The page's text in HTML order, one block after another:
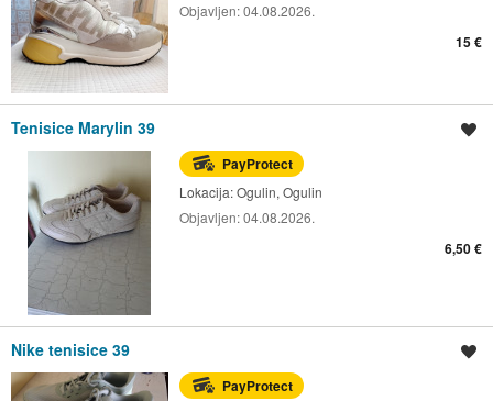
Objavljen:04.08.2026.
15 €
Tenisice Marylin 39
PayProtect
Lokacija:Ogulin, Ogulin
Objavljen:04.08.2026.
6,50 €
Nike tenisice 39
PayProtect